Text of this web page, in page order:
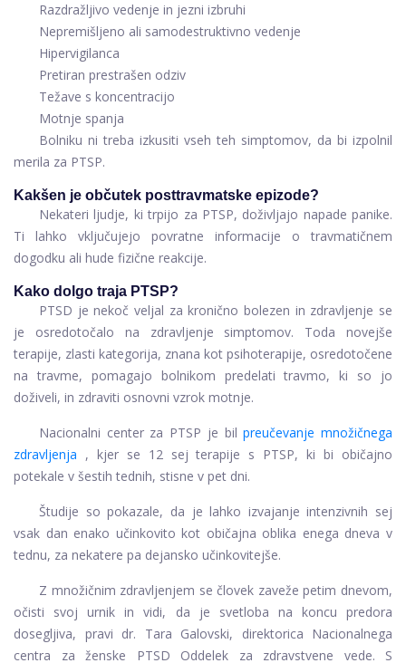
Razdražljivo vedenje in jezni izbruhi
Nepremišljeno ali samodestruktivno vedenje
Hipervigilanca
Pretiran prestrašen odziv
Težave s koncentracijo
Motnje spanja
Bolniku ni treba izkusiti vseh teh simptomov, da bi izpolnil
merila za PTSP.
Kakšen je občutek posttravmatske epizode?
Nekateri ljudje, ki trpijo za PTSP, doživljajo napade panike.
Ti lahko vključujejo povratne informacije o travmatičnem
dogodku ali hude fizične reakcije.
Kako dolgo traja PTSP?
PTSD je nekoč veljal za kronično bolezen in zdravljenje se
je osredotočalo na zdravljenje simptomov. Toda novejše
terapije, zlasti kategorija, znana kot psihoterapije, osredotočene
na travme, pomagajo bolnikom predelati travmo, ki so jo
doživeli, in zdraviti osnovni vzrok motnje.
Nacionalni center za PTSP je bilpreučevanje množičnega
zdravljenja , kjer se 12 sej terapije s PTSP, ki bi običajno
potekale v šestih tednih, stisne v pet dni.
Študije so pokazale, da je lahko izvajanje intenzivnih sej
vsak dan enako učinkovito kot običajna oblika enega dneva v
tednu, za nekatere pa dejansko učinkovitejše.
Z množičnim zdravljenjem se človek zaveže petim dnevom,
očisti svoj urnik in vidi, da je svetloba na koncu predora
dosegljiva, pravi dr. Tara Galovski, direktorica Nacionalnega
centra za ženske PTSD Oddelek za zdravstvene vede. S